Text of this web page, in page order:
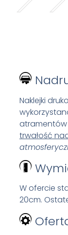
Naklejki
atramentów
trwałość
W ofercie
20cm.